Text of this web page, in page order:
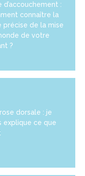
d’accouchement :
connaître la
précise de la mise
de votre
?
dorsale : je
explique ce que